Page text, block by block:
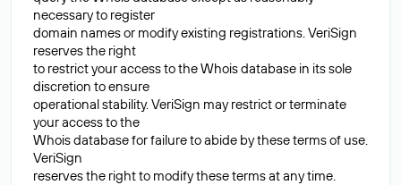
necessary to register
domain names or modify existing registrations. VeriSign
reserves the right
to restrict your access to the Whois database in its sole
discretion to ensure
operational stability. VeriSign may restrict or terminate
your access to the
Whois database for failure to abide by these terms of use.
VeriSign
reserves the right to modify these terms at any time.